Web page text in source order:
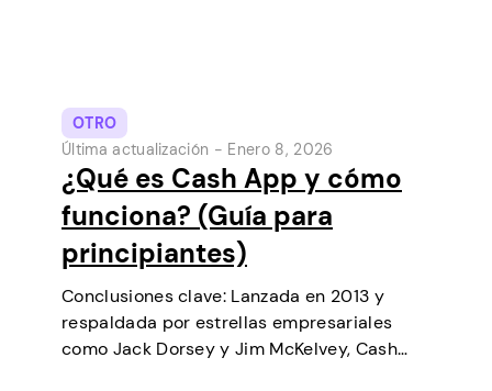
OTRO
Última actualización - Enero 8, 2026
¿Qué es Cash App y cómo
funciona? (Guía para
principiantes)
Conclusiones clave: Lanzada en 2013 y
respaldada por estrellas empresariales
como Jack Dorsey y Jim McKelvey, Cash